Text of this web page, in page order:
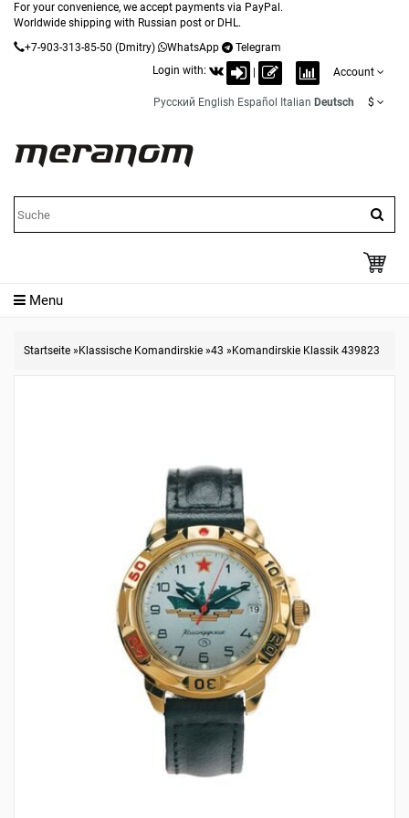
For your convenience, we accept payments via PayPal.
Worldwide shipping with Russian post or DHL.
+7-903-313-85-50 (Dmitry) WhatsApp
Telegram
Login with:
Account
Русский English Español Italian Deutsch $
Menu
Startseite » Klassische Komandirskie »43 » Komandirskie Klassik 439823